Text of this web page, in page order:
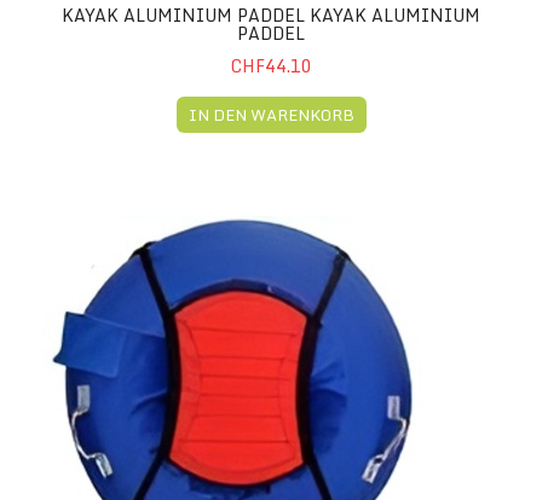
KAYAK ALUMINIUM PADDEL KAYAK ALUMINIUM
PADDEL
CHF44.10
IN DEN WARENKORB